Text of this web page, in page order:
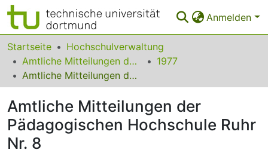
Anmelden
Bereiche & Sammlungen
Das gesamte Repositorium
FAQ
Leitlinien
Startseite
Hochschulverwaltung
Amtliche Mitteilungen der Pädagogischen Hochschule Ruhr
1977
Amtliche Mitteilungen der Pädagogischen Hochschule Ruhr Nr. 8
Amtliche Mitteilungen der
Pädagogischen Hochschule Ruhr
Nr. 8